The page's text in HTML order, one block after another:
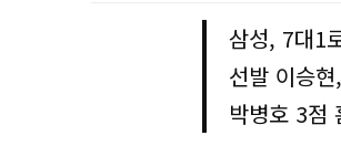
삼성, 7대1
선발 이승
박병호 3점